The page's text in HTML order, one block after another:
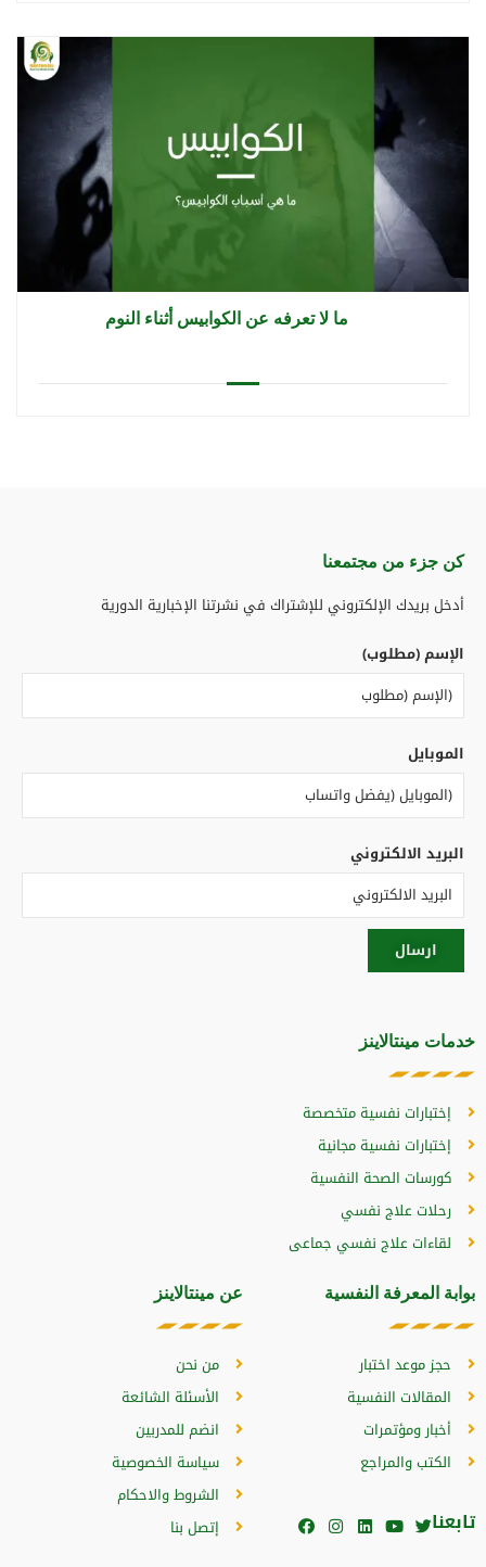
ما لا تعرفه عن الكوابيس أثناء النوم
عن مينتالاينز
من نحن
الأسئلة الشائعة
انضم للمدربين
سياسة الخصوصية
الشروط والاحكام
إتصل بنا
بوابة المعرفة النفسية
حجز موعد اختبار
المقالات النفسية
أخبار ومؤتمرات
الكتب والمراجع
تابعنا
خدمات مينتالاينز
إختبارات نفسية متخصصة
إختبارات نفسية مجانية
كورسات الصحة النفسية
رحلات علاج نفسي
لقاءات علاج نفسي جماعى
كن جزء من مجتمعنا​
أدخل بريدك الإلكتروني للإشتراك في نشرتنا الإخبارية الدورية
الإسم (مطلوب)
الموبايل
البريد الالكتروني